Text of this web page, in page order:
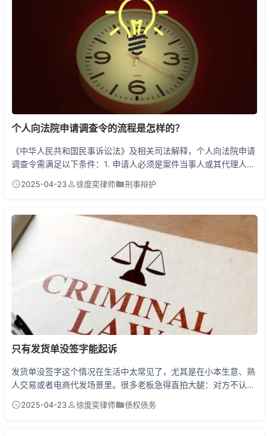
又能避免法律秩序混乱。 除斥期间：法律给撤销权上的闹...
个人向法院申请调查令的流程是怎样的？
《中华人民共和国民事诉讼法》及相关司法解释，个人向法院申请
调查令需满足以下条件：1. 申请人必须是案件当事人或其代理人；
调查对象、范围及必要性。流程包括：提交书面申请书→法院7日
院。调查令有效期为15日，逾期需重新申请。 调查令：揭开取证
困局的"法律钥匙" 在民事纠纷中，老百姓常...
2025-04-23 徐度奕律师 刑事辩护
只有发货单没签字能起诉
发货单没签字这个情况在生活中太常见了，尤其是在小本生意、熟
人交易或者电商代发场景里。很多老板急得直拍大腿：对方不认账
合同包括数据电文、发货单等可以有形表现内容的形式，签字只是
2025-04-23 徐度奕律师 债权债务